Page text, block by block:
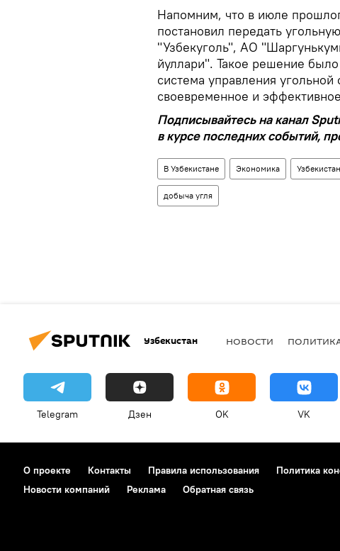
Напомним, что в июле
постановил передать
"Узбекуголь", АО
йуллари". Такое решение
система управления
своевременное и
Подписывайтесь на канал
в курсе последних событий,
В Узбекистане Экономика Узбекистан
добыча угля
Узбекистан НОВОСТИ
Telegram Дзен OK VK
О проекте Контакты Правила использования Политика
Новости компаний
Реклама Обратная связь